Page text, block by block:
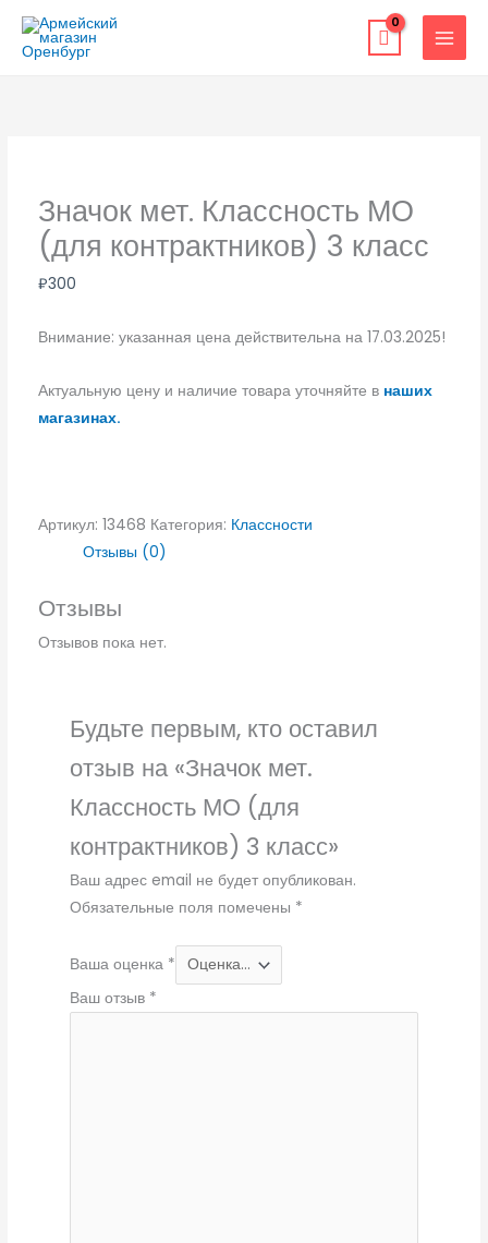
Перейти
содержимому
Значок мет. Классность МО
(для контрактников) 3 класс
₽300
Внимание: указанная цена действительна на 17.03.2025!
Актуальную цену и наличие товара уточняйте в наших
магазинах.
Артикул: 13468 Категория: Классности
Отзывы (0)
Отзывы
Отзывов пока нет.
Будьте первым, кто оставил
отзыв на «Значок мет.
Классность МО (для
контрактников) 3 класс»
Ваш адрес email не будет опубликован.
Обязательные поля помечены *
Ваша оценка *
Ваш отзыв *